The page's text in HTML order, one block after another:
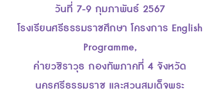
วันที่ 7-9 กุมภาพันธ์ 2567
โรงเรียนศรีธรรมราชศึกษา โครงการ English
Programme,
ค่ายวชิราวุธ กองทัพภาคที่ 4 จังหวัด
นครศรีธรรมราช และสวนสมเด็จพระ